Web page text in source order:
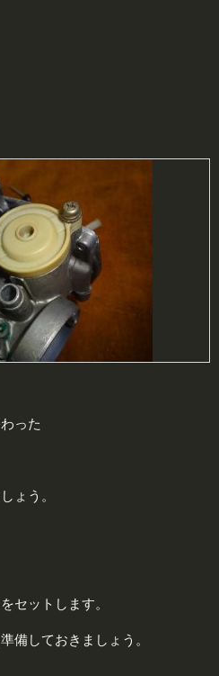
った
ょう。
セットします。
備しておきましょう。